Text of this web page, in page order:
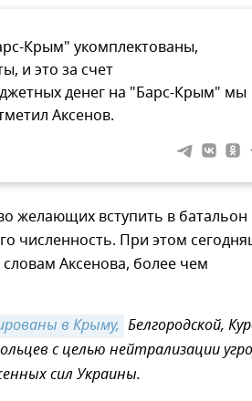
Крым" укомплектованы,
и это за счет
денег на "Барс-Крым" мы
Аксенов.
желающих вступить в батальон
численность. При этом
Аксенова, более чем
в Крыму, Белгородской,
с целью нейтрализации
сил Украины.